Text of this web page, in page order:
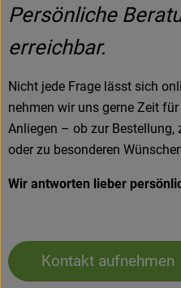
Persönliche
erreichbar.
Nicht jede Frage lässt sich
nehmen wir uns gerne Zeit
Anliegen – ob zur
oder zu besonderen
Wir antworten lieber
Kontakt aufnehmen